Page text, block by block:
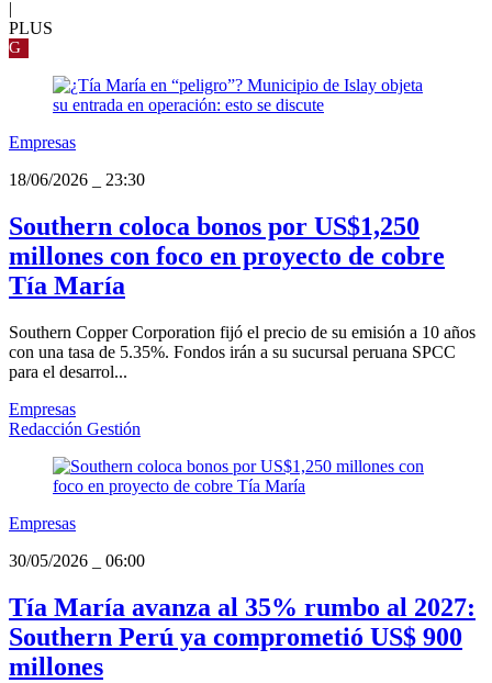
PLUS
G
Empresas
18/06/2026
23:30
Southern coloca bonos por US$1,250
millones con foco en proyecto de cobre
Tía María
Southern Copper Corporation fijó el precio de su emisión a 10 años
con una tasa de 5.35%. Fondos irán a su sucursal peruana SPCC
para el desarrol...
Empresas
Redacción Gestión
Empresas
30/05/2026
06:00
Tía María avanza al 35% rumbo al 2027:
Southern Perú ya comprometió US$ 900
millones